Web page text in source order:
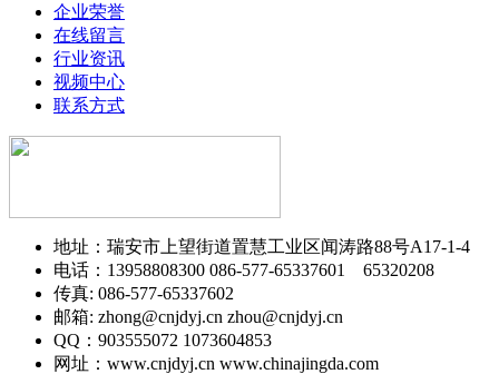
企业荣誉
在线留言
行业资讯
视频中心
联系方式
地址：瑞安市上望街道置慧工业区闻涛路88号A17-1-4
电话：13958808300 086-577-65337601 65320208
传真: 086-577-65337602
邮箱: zhong@cnjdyj.cn zhou@cnjdyj.cn
QQ：903555072 1073604853
网址：www.cnjdyj.cn www.chinajingda.com